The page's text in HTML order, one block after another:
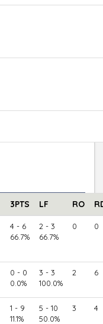
3PTS LF RO
4 - 6
66.7%
2 - 3
66.7%
0 0
0 - 0
0.0%
3 - 3
100.0%
2 6
1 - 9
11.1%
5 - 10
50.0%
3 4